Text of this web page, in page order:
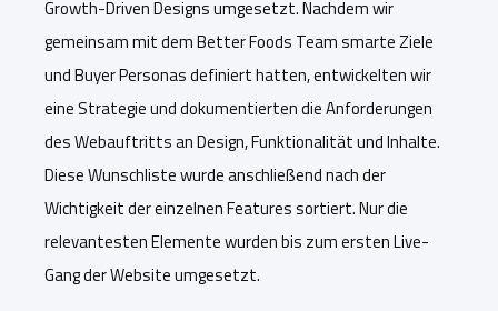
Growth-Driven Designs umgesetzt. Nachdem wir
gemeinsam mit dem Better Foods Team smarte Ziele
und Buyer Personas definiert hatten, entwickelten wir
eine Strategie und dokumentierten die Anforderungen
des Webauftritts an Design, Funktionalität und Inhalte.
Diese Wunschliste wurde anschließend nach der
Wichtigkeit der einzelnen Features sortiert. Nur die
relevantesten Elemente wurden bis zum ersten Live-
Gang der Website umgesetzt.